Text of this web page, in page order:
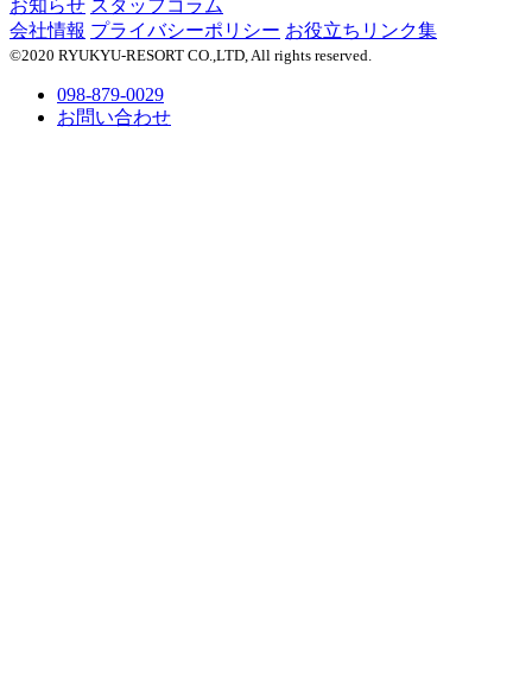
お知らせ スタッフコラム
会社情報 プライバシーポリシー お役立ちリンク集
©2020 RYUKYU-RESORT CO.,LTD, All rights reserved.
098-879-0029
お問い合わせ